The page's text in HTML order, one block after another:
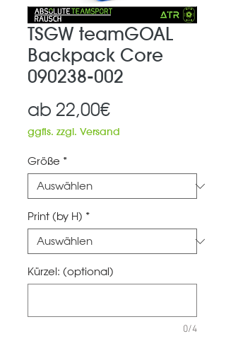
TSGW teamGOAL
Backpack Core
090238-002
ab 22,00€Sale-
Preis
ggfls. zzgl. Versand
Größe *
Print (by H) *
Kürzel: (optional)
0/4